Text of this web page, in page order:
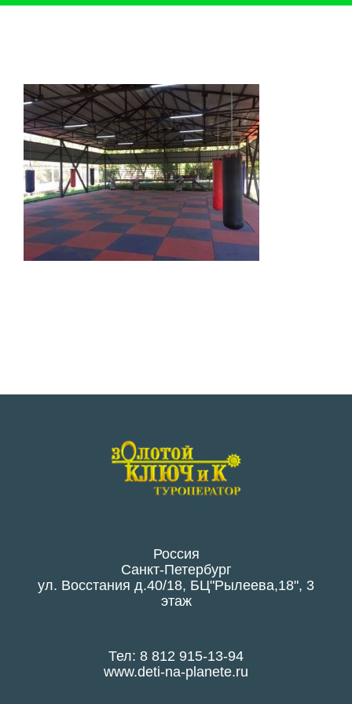
Россия
Санкт-Петербург
ул. Восстания д.40/18, БЦ"Рылеева,18", 3
этаж
Тел: 8 812 915-13-94
www.deti-na-planete.ru